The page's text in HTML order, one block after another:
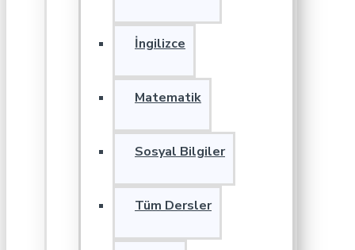
İngilizce
Matematik
Sosyal Bilgiler
Tüm Dersler